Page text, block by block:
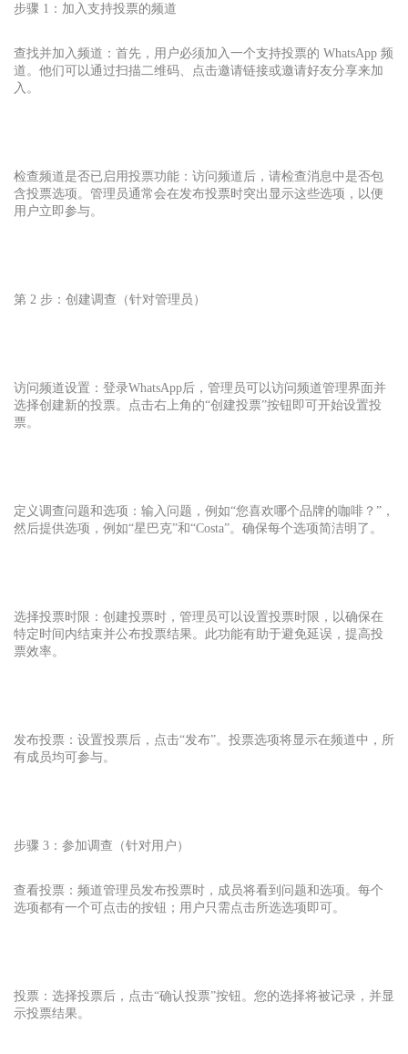
步骤 1：加入支持投票的频道
查找并加入频道：首先，用户必须加入一个支持投票的 WhatsApp 频
道。他们可以通过扫描二维码、点击邀请链接或邀请好友分享来加
入。
检查频道是否已启用投票功能：访问频道后，请检查消息中是否包
含投票选项。管理员通常会在发布投票时突出显示这些选项，以便
用户立即参与。
第 2 步：创建调查（针对管理员）
访问频道设置：登录WhatsApp后，管理员可以访问频道管理界面并
选择创建新的投票。点击右上角的“创建投票”按钮即可开始设置投
票。
定义调查问题和选项：输入问题，例如“您喜欢哪个品牌的咖啡？”，
然后提供选项，例如“星巴克”和“Costa”。确保每个选项简洁明了。
选择投票时限：创建投票时，管理员可以设置投票时限，以确保在
特定时间内结束并公布投票结果。此功能有助于避免延误，提高投
票效率。
发布投票：设置投票后，点击“发布”。投票选项将显示在频道中，所
有成员均可参与。
步骤 3：参加调查（针对用户）
查看投票：频道管理员发布投票时，成员将看到问题和选项。每个
选项都有一个可点击的按钮；用户只需点击所选选项即可。
投票：选择投票后，点击“确认投票”按钮。您的选择将被记录，并显
示投票结果。